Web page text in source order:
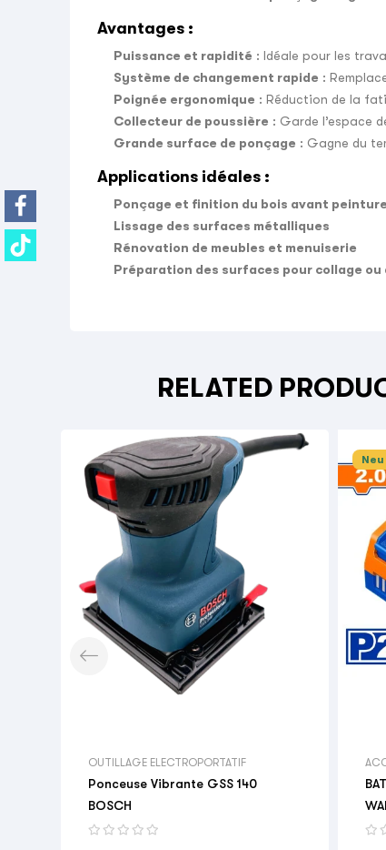
Avantages :
Puissance et rapidité : Idéale pour les
Système de changement rapide :
Poignée ergonomique : Réduction de la
Collecteur de poussière : Garde l’espace
Grande surface de ponçage : Gagne du
Applications idéales :
Ponçage et finition du bois avant
Lissage des surfaces métalliques
Rénovation de meubles et menuiserie
Préparation des surfaces pour collage ou
RELATED

OUTILLAGE ELECTROPORTATIF
Ponceuse Vibrante GSS 140
BOSCH